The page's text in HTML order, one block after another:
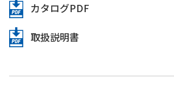
カタログPDF
取扱説明書